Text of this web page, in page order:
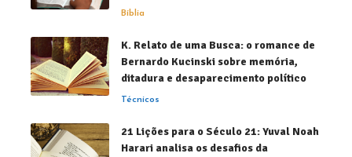
Bíblia
K. Relato de uma Busca: o romance de
Bernardo Kucinski sobre memória,
ditadura e desaparecimento político
Técnicos
21 Lições para o Século 21: Yuval Noah
Harari analisa os desafios da